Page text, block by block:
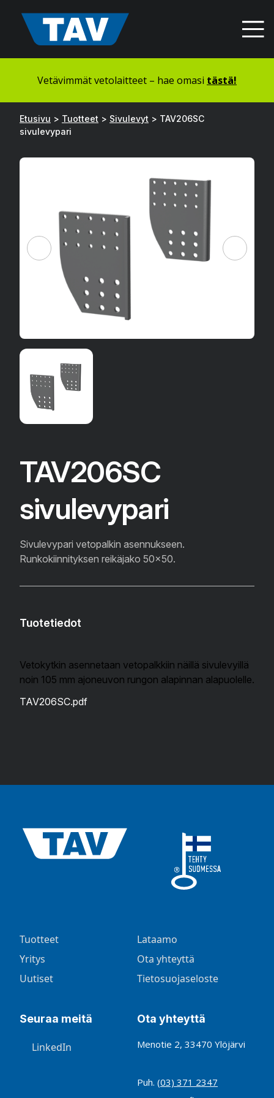
sisältöön
Vetävimmät vetolaitteet – hae omasi tästä!
Etusivu > Tuotteet > Sivulevyt > TAV206SC
sivulevypari
TAV206SC
sivulevypari
Sivulevypari vetopalkin asennukseen.
Runkokiinnityksen reikäjako 50x50.
Tuotetiedot
Vetokytkin asennetaan vetopalkkiin näillä sivulevyillä
noin 105 mm ajoneuvon rungon alapinnan alapuolelle.
TAV206SC.pdf
Tuotteet
Yritys
Uutiset
Lataamo
Ota yhteyttä
Tietosuojaseloste
Seuraa meitä
LinkedIn
Ota yhteyttä
Menotie 2, 33470 Ylöjärvi
Puh. (03) 371 2347